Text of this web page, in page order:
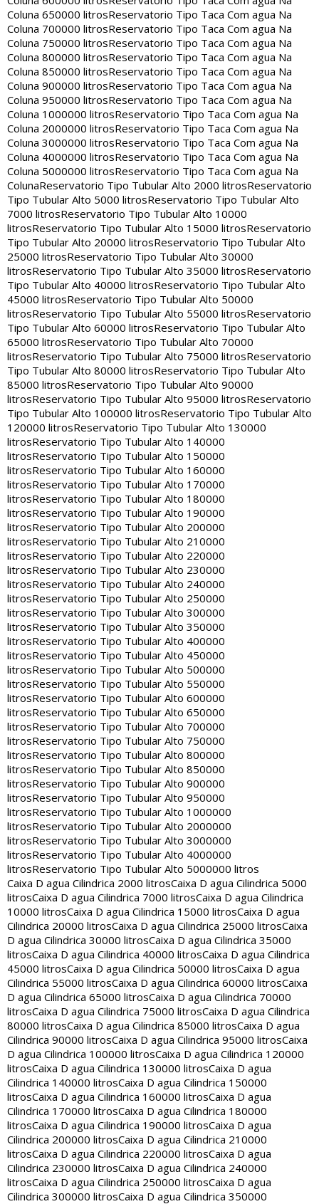
Coluna 650000 litrosReservatorio Tipo Taca Com agua Na
Coluna 700000 litrosReservatorio Tipo Taca Com agua Na
Coluna 750000 litrosReservatorio Tipo Taca Com agua Na
Coluna 800000 litrosReservatorio Tipo Taca Com agua Na
Coluna 850000 litrosReservatorio Tipo Taca Com agua Na
Coluna 900000 litrosReservatorio Tipo Taca Com agua Na
Coluna 950000 litrosReservatorio Tipo Taca Com agua Na
Coluna 1000000 litrosReservatorio Tipo Taca Com agua Na
Coluna 2000000 litrosReservatorio Tipo Taca Com agua Na
Coluna 3000000 litrosReservatorio Tipo Taca Com agua Na
Coluna 4000000 litrosReservatorio Tipo Taca Com agua Na
Coluna 5000000 litrosReservatorio Tipo Taca Com agua Na
ColunaReservatorio Tipo Tubular Alto 2000 litrosReservatorio
Tipo Tubular Alto 5000 litrosReservatorio Tipo Tubular Alto
7000 litrosReservatorio Tipo Tubular Alto 10000
litrosReservatorio Tipo Tubular Alto 15000 litrosReservatorio
Tipo Tubular Alto 20000 litrosReservatorio Tipo Tubular Alto
25000 litrosReservatorio Tipo Tubular Alto 30000
litrosReservatorio Tipo Tubular Alto 35000 litrosReservatorio
Tipo Tubular Alto 40000 litrosReservatorio Tipo Tubular Alto
45000 litrosReservatorio Tipo Tubular Alto 50000
litrosReservatorio Tipo Tubular Alto 55000 litrosReservatorio
Tipo Tubular Alto 60000 litrosReservatorio Tipo Tubular Alto
65000 litrosReservatorio Tipo Tubular Alto 70000
litrosReservatorio Tipo Tubular Alto 75000 litrosReservatorio
Tipo Tubular Alto 80000 litrosReservatorio Tipo Tubular Alto
85000 litrosReservatorio Tipo Tubular Alto 90000
litrosReservatorio Tipo Tubular Alto 95000 litrosReservatorio
Tipo Tubular Alto 100000 litrosReservatorio Tipo Tubular Alto
120000 litrosReservatorio Tipo Tubular Alto 130000
litrosReservatorio Tipo Tubular Alto 140000
litrosReservatorio Tipo Tubular Alto 150000
litrosReservatorio Tipo Tubular Alto 160000
litrosReservatorio Tipo Tubular Alto 170000
litrosReservatorio Tipo Tubular Alto 180000
litrosReservatorio Tipo Tubular Alto 190000
litrosReservatorio Tipo Tubular Alto 200000
litrosReservatorio Tipo Tubular Alto 210000
litrosReservatorio Tipo Tubular Alto 220000
litrosReservatorio Tipo Tubular Alto 230000
litrosReservatorio Tipo Tubular Alto 240000
litrosReservatorio Tipo Tubular Alto 250000
litrosReservatorio Tipo Tubular Alto 300000
litrosReservatorio Tipo Tubular Alto 350000
litrosReservatorio Tipo Tubular Alto 400000
litrosReservatorio Tipo Tubular Alto 450000
litrosReservatorio Tipo Tubular Alto 500000
litrosReservatorio Tipo Tubular Alto 550000
litrosReservatorio Tipo Tubular Alto 600000
litrosReservatorio Tipo Tubular Alto 650000
litrosReservatorio Tipo Tubular Alto 700000
litrosReservatorio Tipo Tubular Alto 750000
litrosReservatorio Tipo Tubular Alto 800000
litrosReservatorio Tipo Tubular Alto 850000
litrosReservatorio Tipo Tubular Alto 900000
litrosReservatorio Tipo Tubular Alto 950000
litrosReservatorio Tipo Tubular Alto 1000000
litrosReservatorio Tipo Tubular Alto 2000000
litrosReservatorio Tipo Tubular Alto 3000000
litrosReservatorio Tipo Tubular Alto 4000000
litrosReservatorio Tipo Tubular Alto 5000000 litros
Caixa D agua Cilindrica 2000 litrosCaixa D agua Cilindrica 5000
litrosCaixa D agua Cilindrica 7000 litrosCaixa D agua Cilindrica
10000 litrosCaixa D agua Cilindrica 15000 litrosCaixa D agua
Cilindrica 20000 litrosCaixa D agua Cilindrica 25000 litrosCaixa
D agua Cilindrica 30000 litrosCaixa D agua Cilindrica 35000
litrosCaixa D agua Cilindrica 40000 litrosCaixa D agua Cilindrica
45000 litrosCaixa D agua Cilindrica 50000 litrosCaixa D agua
Cilindrica 55000 litrosCaixa D agua Cilindrica 60000 litrosCaixa
D agua Cilindrica 65000 litrosCaixa D agua Cilindrica 70000
litrosCaixa D agua Cilindrica 75000 litrosCaixa D agua Cilindrica
80000 litrosCaixa D agua Cilindrica 85000 litrosCaixa D agua
Cilindrica 90000 litrosCaixa D agua Cilindrica 95000 litrosCaixa
D agua Cilindrica 100000 litrosCaixa D agua Cilindrica 120000
litrosCaixa D agua Cilindrica 130000 litrosCaixa D agua
Cilindrica 140000 litrosCaixa D agua Cilindrica 150000
litrosCaixa D agua Cilindrica 160000 litrosCaixa D agua
Cilindrica 170000 litrosCaixa D agua Cilindrica 180000
litrosCaixa D agua Cilindrica 190000 litrosCaixa D agua
Cilindrica 200000 litrosCaixa D agua Cilindrica 210000
litrosCaixa D agua Cilindrica 220000 litrosCaixa D agua
Cilindrica 230000 litrosCaixa D agua Cilindrica 240000
litrosCaixa D agua Cilindrica 250000 litrosCaixa D agua
Cilindrica 300000 litrosCaixa D agua Cilindrica 350000